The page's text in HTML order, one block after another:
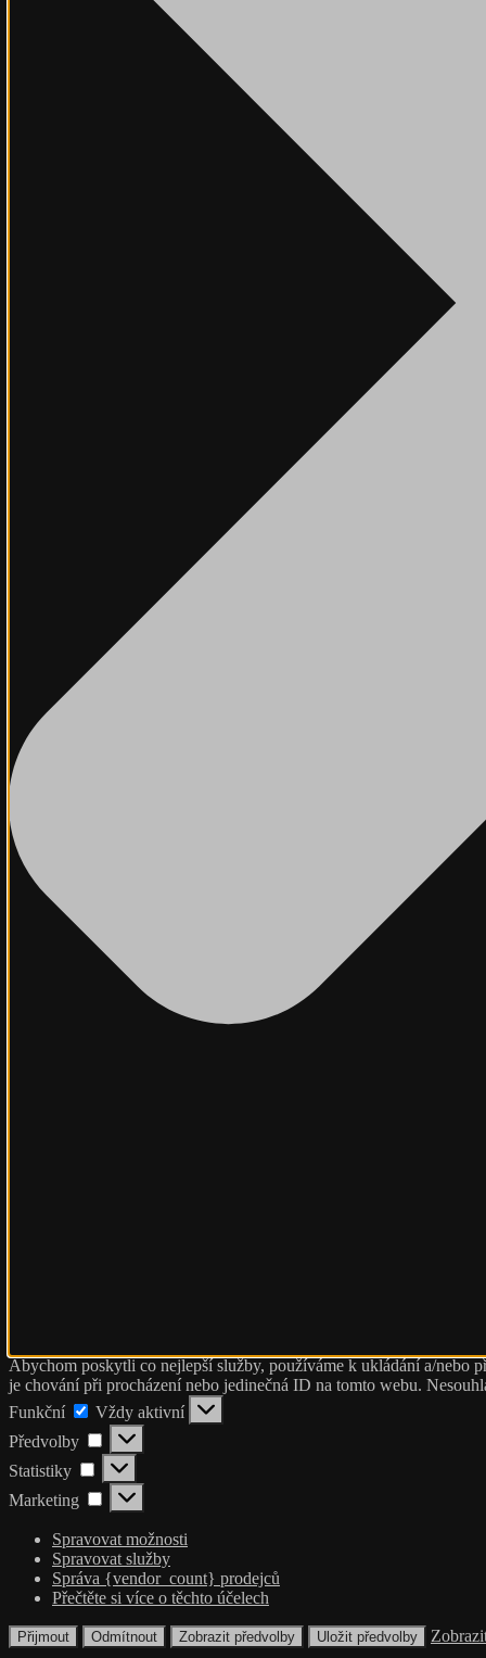
Abychom poskytli co nejlepší služby, používáme k ukládání a/nebo
je chování při procházení nebo jedinečná ID na tomto webu.
Funkční
Funkční
Vždy aktivní
Předvolby
Předvolby
Statistiky Statistiky
Marketing Marketing
Spravovat možnosti
Spravovat služby
Správa {vendor_count} prodejců
Přečtěte si více o těchto účelech
Přijmout Odmítnout Zobrazit předvolby Uložit předvolby